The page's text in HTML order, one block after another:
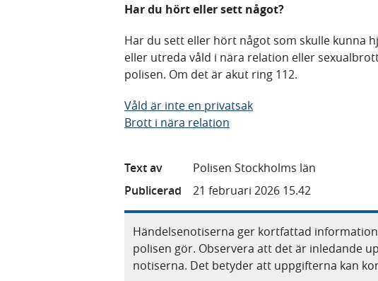
Har du hört eller sett något?
Har du sett eller hört något som skulle kunna
eller utreda våld i nära relation eller
polisen. Om det är akut ring 112.
Våld är inte en privatsak
Brott i nära relation
Text av
Polisen Stockholms län
Publicerad
21 februari 2026 15.42
Händelsenotiserna ger kortfattad
polisen gör. Observera att det är inledande
notiserna. Det betyder att uppgifterna kan